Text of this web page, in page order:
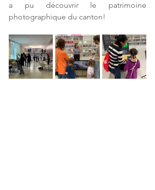
a pu découvrir le patrimoine
photographique du canton!